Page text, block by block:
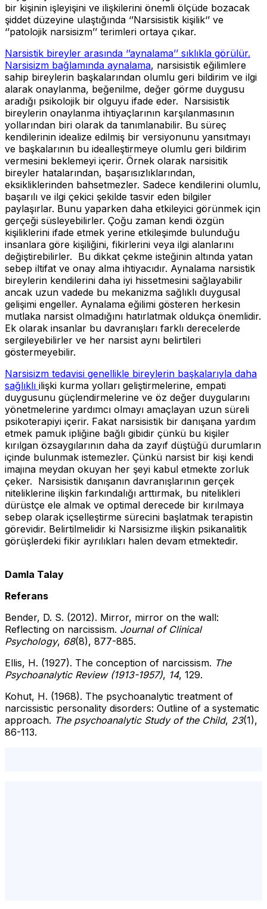
bir kişinin işleyişini ve ilişkilerini önemli ölçüde bozacak
şiddet düzeyine ulaştığında ‘’Narsisistik kişilik‘’ ve
‘’patolojik narsisizm’’ terimleri ortaya çıkar.
Narsistik bireyler arasında ‘’aynalama’’ sıklıkla görülür.
Narsisizm bağlamında aynalama, narsisistik eğilimlere
sahip bireylerin başkalarından olumlu geri bildirim ve ilgi
alarak onaylanma, beğenilme, değer görme duygusu
aradığı psikolojik bir olguyu ifade eder. Narsisistik
bireylerin onaylanma ihtiyaçlarının karşılanmasının
yollarından biri olarak da tanımlanabilir. Bu süreç
kendilerinin idealize edilmiş bir versiyonunu yansıtmayı
ve başkalarının bu idealleştirmeye olumlu geri bildirim
vermesini beklemeyi içerir. Örnek olarak narsisitik
bireyler hatalarından, başarısızlıklarından,
eksikliklerinden bahsetmezler. Sadece kendilerini olumlu,
başarılı ve ilgi çekici şekilde tasvir eden bilgiler
paylaşırlar. Bunu yaparken daha etkileyici görünmek için
gerçeği süsleyebilirler. Çoğu zaman kendi özgün
kişiliklerini ifade etmek yerine etkileşimde bulunduğu
insanlara göre kişiliğini, fikirlerini veya ilgi alanlarını
değiştirebilirler. Bu dikkat çekme isteğinin altında yatan
sebep iltifat ve onay alma ihtiyacıdır. Aynalama narsistik
bireylerin kendilerini daha iyi hissetmesini sağlayabilir
ancak uzun vadede bu mekanizma sağlıklı duygusal
gelişimi engeller. Aynalama eğilimi gösteren herkesin
mutlaka narsist olmadığını hatırlatmak oldukça önemlidir.
Ek olarak insanlar bu davranışları farklı derecelerde
sergileyebilirler ve her narsist aynı belirtileri
göstermeyebilir.
Narsisizm tedavisi genellikle bireylerin başkalarıyla daha
sağlıklı ilişki kurma yolları geliştirmelerine, empati
duygusunu güçlendirmelerine ve öz değer duygularını
yönetmelerine yardımcı olmayı amaçlayan uzun süreli
psikoterapiyi içerir. Fakat narsisistik bir danışana yardım
etmek pamuk ipliğine bağlı gibidir çünkü bu kişiler
kırılgan özsaygılarının daha da zayıf düştüğü durumların
içinde bulunmak istemezler. Çünkü narsist bir kişi kendi
imajına meydan okuyan her şeyi kabul etmekte zorluk
çeker. Narsisistik danışanın davranışlarının gerçek
niteliklerine ilişkin farkındalığı arttırmak, bu nitelikleri
dürüstçe ele almak ve optimal derecede bir kırılmaya
sebep olarak içselleştirme sürecini başlatmak terapistin
görevidir. Belirtilmelidir ki Narsisizme ilişkin psikanalitik
görüşlerdeki fikir ayrılıkları halen devam etmektedir.
Damla Talay
Referans
Bender, D. S. (2012). Mirror, mirror on the wall:
Reflecting on narcissism. Journal of Clinical
Psychology, 68(8), 877-885.
Ellis, H. (1927). The conception of narcissism. The
Psychoanalytic Review (1913-1957), 14, 129.
Kohut, H. (1968). The psychoanalytic treatment of
narcissistic personality disorders: Outline of a systematic
approach. The psychoanalytic Study of the Child, 23(1),
86-113.